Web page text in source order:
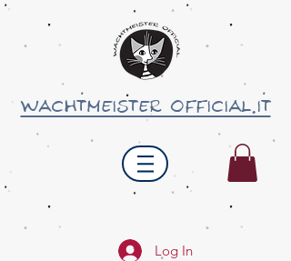
wachtmeister official.it
Log In